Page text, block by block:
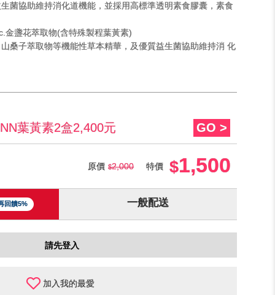
菌協助維持消化道機能，並採用高標準透明素食膠囊，素食
盞花萃取物(含特殊製程葉黃素)
桑子萃取物等機能性草本精華，及優質益生菌協助維持消 化
葉黃素2盒2,400元 GO >
原價 2,000 特價 1,500
回饋5% 一般配送
請先登入
加入我的最愛